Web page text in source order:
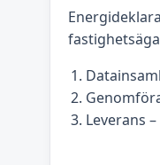
Leverans